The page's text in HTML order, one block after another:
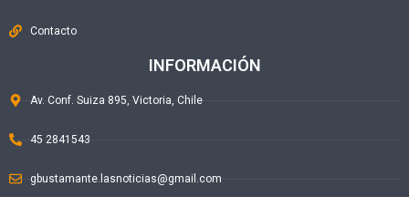
Contacto
INFORMACIÓN
Av. Conf. Suiza 895, Victoria, Chile
45 2841543
gbustamante.lasnoticias@gmail.com